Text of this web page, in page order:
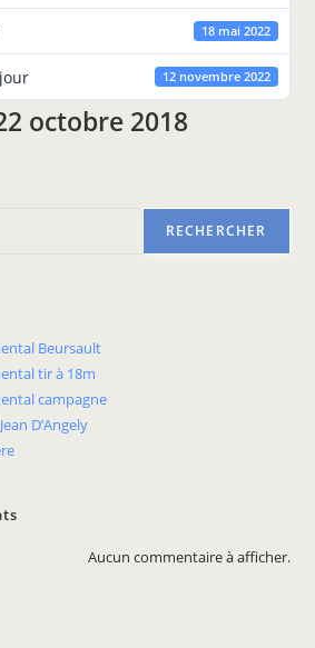
18 mai 2022
12 novembre 2022
octobre 2018
RECHERCHER
Beursault
tir à 18m
campagne
D’Angely
Aucun commentaire à afficher.